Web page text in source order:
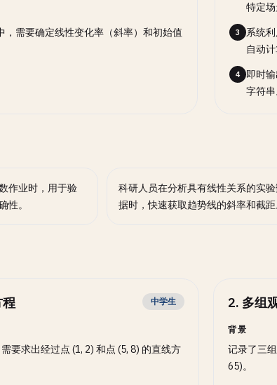
，需要确定线性变化率（斜率）和初始值
特定场
3
系统
自动计
4
即时
字符串
作业时，用于验
性。
科研人员在分析具有线性关系的实
据时，快速获取趋势线的斜率和截距
中学生
要求出经过点 (1, 2) 和点 (5, 8) 的直线方
2. 多组
背景
记录了三
65)。